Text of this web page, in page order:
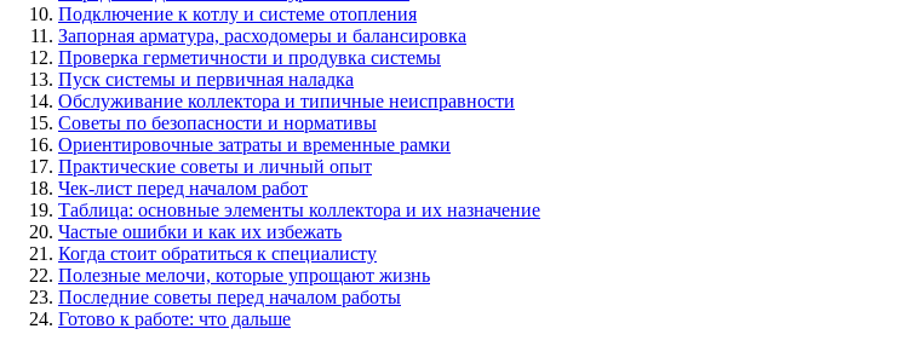
Подключение к котлу и системе отопления
Запорная арматура, расходомеры и балансировка
Проверка герметичности и продувка системы
Пуск системы и первичная наладка
Обслуживание коллектора и типичные неисправности
Советы по безопасности и нормативы
Ориентировочные затраты и временные рамки
Практические советы и личный опыт
Чек-лист перед началом работ
Таблица: основные элементы коллектора и их назначение
Частые ошибки и как их избежать
Когда стоит обратиться к специалисту
Полезные мелочи, которые упрощают жизнь
Последние советы перед началом работы
Готово к работе: что дальше